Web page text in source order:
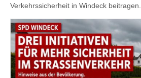
Verkehrssicherheit in Windeck beitragen.